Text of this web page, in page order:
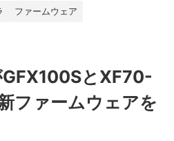
ファームウェア
とXF70-
ファームウェアを